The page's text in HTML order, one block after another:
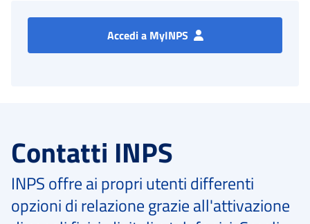
Accedi a MyINPS
Contatti INPS
INPS offre ai propri utenti differenti
opzioni di relazione grazie all'attivazione